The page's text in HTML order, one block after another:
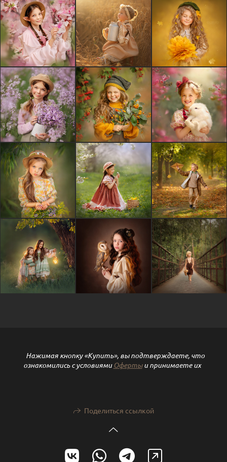
Нажимая кнопку «Купить», вы подтверждаете, что
ознакомились с условиями Офертыи принимаете их
Поделиться ссылкой